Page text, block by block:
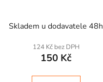
Skladem u dodavatele 48h
124 Kč bez DPH
150 Kč